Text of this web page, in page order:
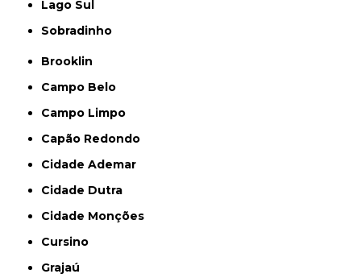
Lago Sul
Sobradinho
Brooklin
Campo Belo
Campo Limpo
Capão Redondo
Cidade Ademar
Cidade Dutra
Cidade Monções
Cursino
Grajaú